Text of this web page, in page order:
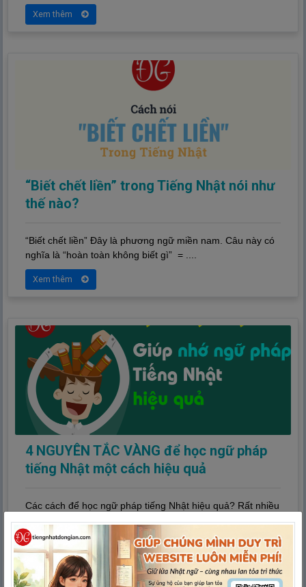
Xem thêm
“Biết chết liền” trong Tiếng Nhật nói như
thế nào?
“Biết chết liền” Đây là phương ngữ miền nam. Câu này có
nghĩa là “hoàn toàn không biết gì” = ....
Xem thêm
4 NGUYÊN TẮC VÀNG để học ngữ pháp
tiếng Nhật một cách hiệu quả
Các cách để học ngữ pháp tiếng Nhật hiệu quả? Rất nhiều
bạn đã inbox trên Fanpage Tiếng Nhật Đơn ....
Xem thêm